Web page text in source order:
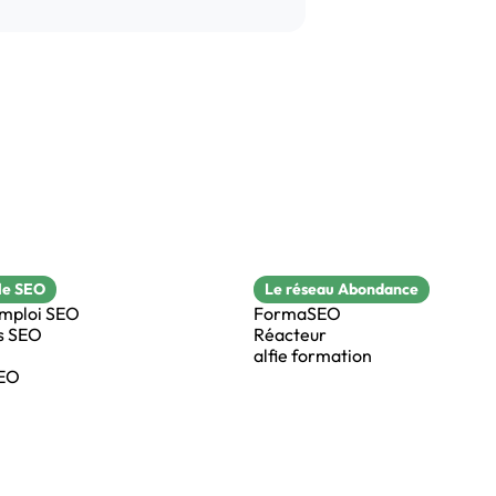
SEO
SEO
SEO
Le réseau Abondance
FormaSEO
Réacteur
alfie formation